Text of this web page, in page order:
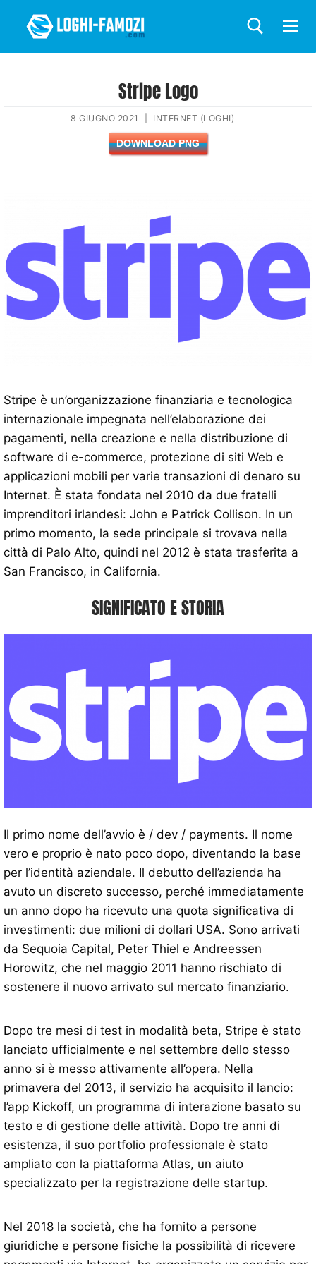
Stripe Logo
8 GIUGNO 2021 INTERNET (LOGHI)
DOWNLOAD PNG
Stripe è un’organizzazione finanziaria e tecnologica
internazionale impegnata nell’elaborazione dei
pagamenti, nella creazione e nella distribuzione di
software di e-commerce, protezione di siti Web e
applicazioni mobili per varie transazioni di denaro su
Internet. È stata fondata nel 2010 da due fratelli
imprenditori irlandesi: John e Patrick Collison. In un
primo momento, la sede principale si trovava nella
città di Palo Alto, quindi nel 2012 è stata trasferita a
San Francisco, in California.
SIGNIFICATO E STORIA
Il primo nome dell’avvio è / dev / payments. Il nome
vero e proprio è nato poco dopo, diventando la base
per l’identità aziendale. Il debutto dell’azienda ha
avuto un discreto successo, perché immediatamente
un anno dopo ha ricevuto una quota significativa di
investimenti: due milioni di dollari USA. Sono arrivati ​​
da Sequoia Capital, Peter Thiel e Andreessen
Horowitz, che nel maggio 2011 hanno rischiato di
sostenere il nuovo arrivato sul mercato finanziario.
Dopo tre mesi di test in modalità beta, Stripe è stato
lanciato ufficialmente e nel settembre dello stesso
anno si è messo attivamente all’opera. Nella
primavera del 2013, il servizio ha acquisito il lancio:
l’app Kickoff, un programma di interazione basato su
testo e di gestione delle attività. Dopo tre anni di
esistenza, il suo portfolio professionale è stato
ampliato con la piattaforma Atlas, un aiuto
specializzato per la registrazione delle startup.
Nel 2018 la società, che ha fornito a persone
giuridiche e persone fisiche la possibilità di ricevere